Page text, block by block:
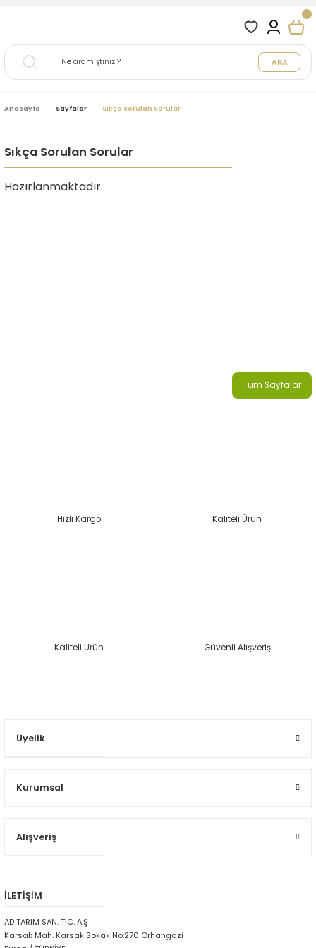
ARA
Anasayfa Sayfalar Sıkça Sorulan Sorular
Sıkça Sorulan Sorular
Hazırlanmaktadır.
Tüm Sayfalar
Hızlı Kargo Kaliteli Ürün
Kaliteli Ürün Güvenli Alışveriş
Üyelik
Kurumsal
Alışveriş
İLETİŞİM
AD TARIM SAN. TİC. A.Ş
Karsak Mah. Karsak Sokak No:270 Orhangazi